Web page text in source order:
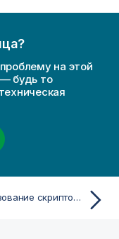
на этой
будь то
Использование скриптов для загрузки или экспорта данных